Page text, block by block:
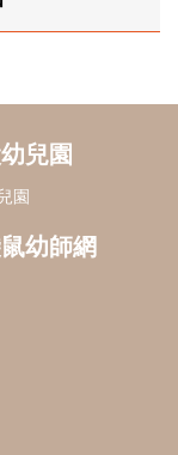
兒園
園
幼師網